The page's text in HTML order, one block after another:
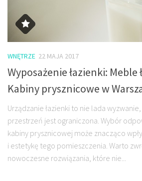
WNĘTRZE 22 MAJA 2017
Wyposażenie łazienki: Meble
Kabiny prysznicowe w
Urządzanie łazienki to nie lada
przestrzeń jest ograniczona. Wybór
kabiny prysznicowej może znacząco
i estetykę tego pomieszczenia. Warto
nowoczesne rozwiązania, które nie...